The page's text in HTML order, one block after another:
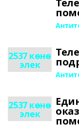
2537 көнө
элек
2537 көнө
элек